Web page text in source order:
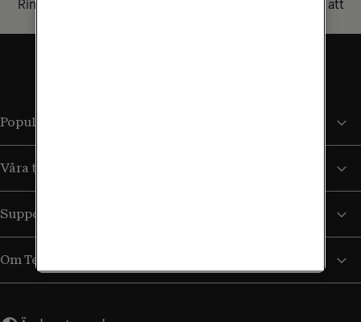
Ring Fastighetsägarservice på
så hjälper vi dig att
Populära sidor
Våra tjänster
Support
Om Tele2